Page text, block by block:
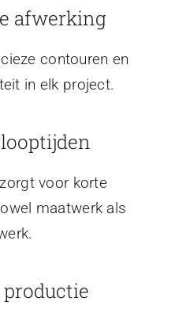
afwerking
contouren en
in elk project.
voor korte
maatwerk als